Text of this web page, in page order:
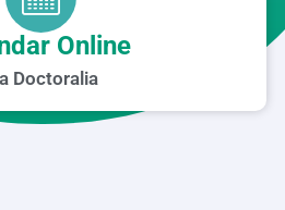
Online
Doctoralia